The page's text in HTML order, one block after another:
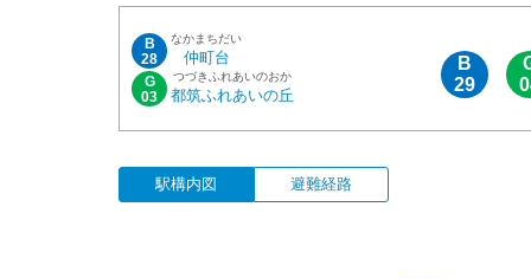
B
28
なかまちだい
仲町台
G
03
つづきふれあいのおか
都筑ふれあいの丘
B
29
駅構内図 避難経路